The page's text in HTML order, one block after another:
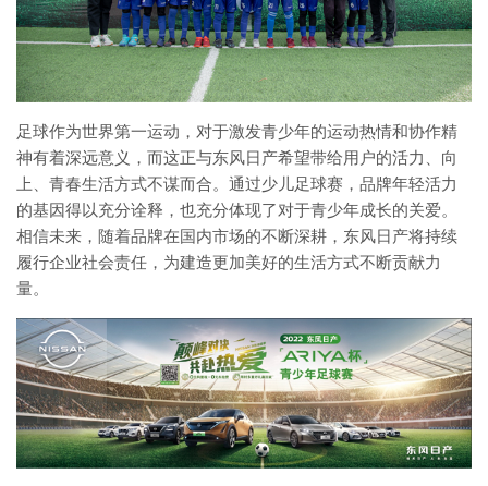
足球作为世界第一运动，对于激发青少年的运动热情和协作精
神有着深远意义，而这正与东风日产希望带给用户的活力、向
上、青春生活方式不谋而合。通过少儿足球赛，品牌年轻活力
的基因得以充分诠释，也充分体现了对于青少年成长的关爱。
相信未来，随着品牌在国内市场的不断深耕，东风日产将持续
履行企业社会责任，为建造更加美好的生活方式不断贡献力
量。